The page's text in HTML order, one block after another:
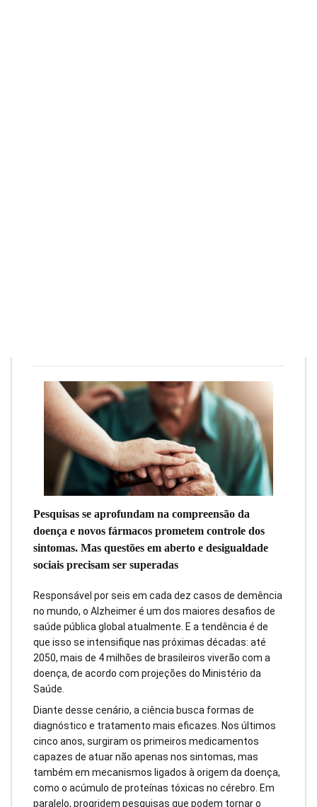
Pesquisas se aprofundam na compreensão da
doença e novos fármacos prometem controle dos
sintomas. Mas questões em aberto e desigualdade
sociais precisam ser superadas
Responsável por seis em cada dez casos de demência
no mundo, o Alzheimer é um dos maiores desafios de
saúde pública global atualmente. E a tendência é de
que isso se intensifique nas próximas décadas: até
2050, mais de 4 milhões de brasileiros viverão com a
doença, de acordo com projeções do Ministério da
Saúde.
Diante desse cenário, a ciência busca formas de
diagnóstico e tratamento mais eficazes. Nos últimos
cinco anos, surgiram os primeiros medicamentos
capazes de atuar não apenas nos sintomas, mas
também em mecanismos ligados à origem da doença,
como o acúmulo de proteínas tóxicas no cérebro. Em
paralelo, progridem pesquisas que podem tornar o